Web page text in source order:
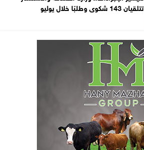
تتلقيان 143 شكوى وطلبًا خلال يوليو